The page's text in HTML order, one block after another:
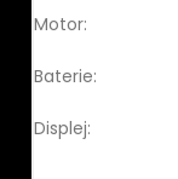
Motor:
Baterie:
Displej: